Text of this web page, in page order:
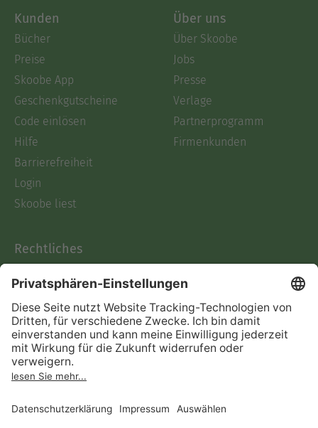
Kunden
Bücher
Preise
Skoobe App
Geschenkgutscheine
Code einlösen
Hilfe
Barrierefreiheit
Login
Skoobe liest
Über uns
Über Skoobe
Jobs
Presse
Verlage
Partnerprogramm
Firmenkunden
Rechtliches
AGB
Informationen nach Data
Act
Verträge hier kündigen
Impressum